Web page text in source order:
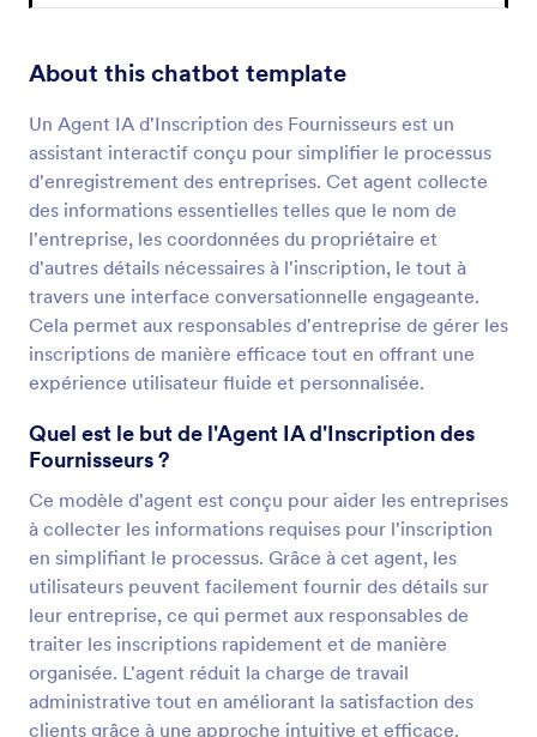
About this chatbot template
Un Agent IA d'Inscription des Fournisseurs est un
assistant interactif conçu pour simplifier le processus
d'enregistrement des entreprises. Cet agent collecte
des informations essentielles telles que le nom de
l'entreprise, les coordonnées du propriétaire et
d'autres détails nécessaires à l'inscription, le tout à
travers une interface conversationnelle engageante.
Cela permet aux responsables d'entreprise de gérer les
inscriptions de manière efficace tout en offrant une
expérience utilisateur fluide et personnalisée.
Quel est le but de l'Agent IA d'Inscription des
Fournisseurs ?
Ce modèle d'agent est conçu pour aider les entreprises
à collecter les informations requises pour l'inscription
en simplifiant le processus. Grâce à cet agent, les
utilisateurs peuvent facilement fournir des détails sur
leur entreprise, ce qui permet aux responsables de
traiter les inscriptions rapidement et de manière
organisée. L'agent réduit la charge de travail
administrative tout en améliorant la satisfaction des
clients grâce à une approche intuitive et efficace.